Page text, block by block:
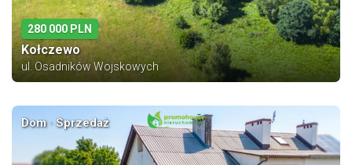
280 000 PLN
Kołczewo
ul. Osadników Wojskowych
Dom · Sprzedaż